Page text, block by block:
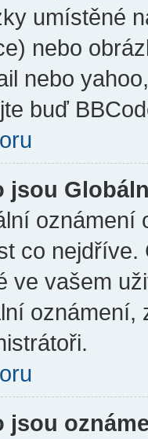
umístěné
nebo
nebo
buď
jsou
oznámení
co nejdříve.
ve vašem
oznámení,
jsou